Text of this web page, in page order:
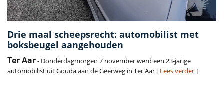
Drie maal scheepsrecht: automobilist met
boksbeugel aangehouden
Ter Aar- Donderdagmorgen 7 november werd een 23-jarige
automobilist uit Gouda aan de Geerweg in Ter Aar [ Lees verder]